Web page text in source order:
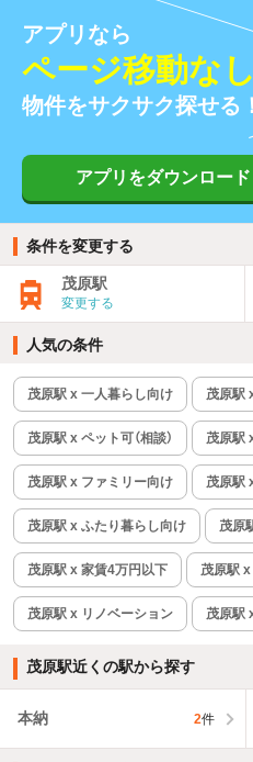
アプリなら
ページ移動なし
物件をサクサク探せる！
アプリをダウンロード
条件を変更する
茂原駅
変更する
人気の条件
茂原駅 x 一人暮らし向け 茂原駅
茂原駅 x ペット可（相談） 茂原駅
茂原駅 x ファミリー向け 茂原駅
茂原駅 x ふたり暮らし向け 茂原
茂原駅 x 家賃4万円以下 茂原駅
茂原駅 x リノベーション 茂原駅
茂原駅近くの駅から探す
本納 2件